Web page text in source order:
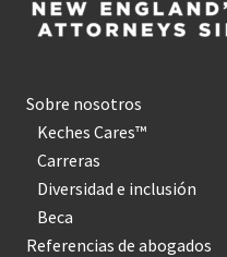
Sobre nosotros
Keches Cares™
Carreras
Diversidad e inclusión
Beca
Referencias de abogados